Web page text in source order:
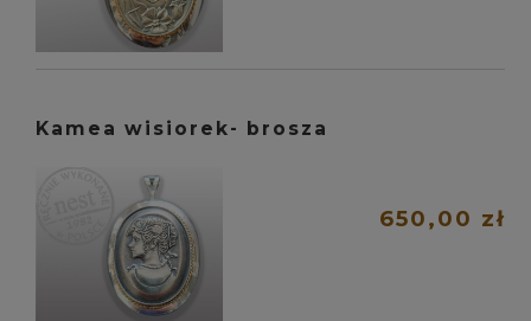
Kamea wisiorek- brosza
650,00 zł